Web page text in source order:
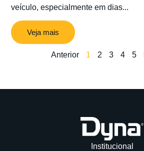
veículo, especialmente em dias...
Veja mais
Anterior 1 2 3 4 5
Institucional